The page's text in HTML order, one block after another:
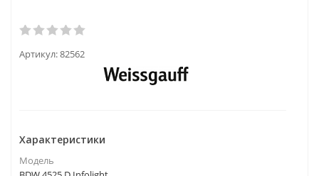
Артикул:82562
Характеристики
Модель